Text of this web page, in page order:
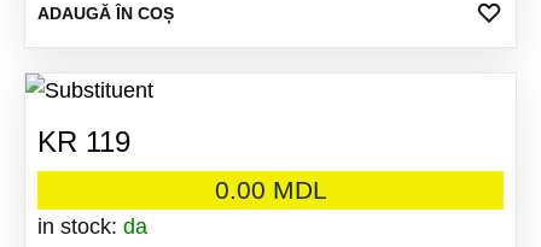
ADAUGĂ ÎN COȘ
KR 119
0.00 MDL
in stock: da